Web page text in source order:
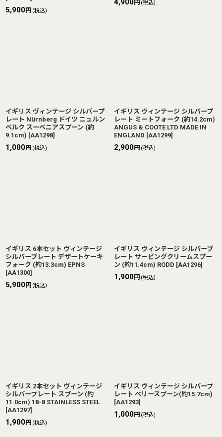
5,900円 (税込)
4,900円 (税込)
イギリス ヴィンテージ シルバープ
レート Nürnberg ドイツ ニュルン
ベルク スーベニアスプーン (約
9.1cm) [AA1298]
1,000円 (税込)
イギリス ヴィンテージ シルバープ
レート ミートフォーク (約14.2cm)
ANGUS & COOTE LTD MADE IN
ENGLAND [AA1299]
2,900円 (税込)
イギリス 6本セット ヴィンテージ
シルバープレート デザートケーキ
フォーク (約13.3cm) EPNS
[AA1300]
5,900円 (税込)
イギリス ヴィンテージ シルバープ
レート サービングクリームスプー
ン (約11.4cm) RODD [AA1296]
1,900円 (税込)
イギリス 2本セット ヴィンテージ
シルバープレート スプーン (約
11.0cm) 18-8 STAINLESS STEEL
[AA1297]
1,900円 (税込)
イギリス ヴィンテージ シルバープ
レート ベリースプーン(約15.7cm)
[AA1293]
1,000円 (税込)